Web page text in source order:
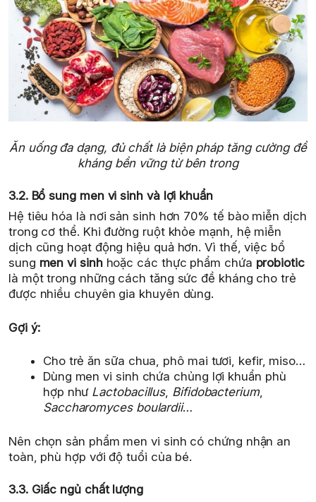
Ăn uống đa dạng, đủ chất là biện pháp tăng cường đề
kháng bền vững từ bên trong
3.2. Bổ sung men vi sinh và lợi khuẩn
Hệ tiêu hóa là nơi sản sinh hơn 70% tế bào miễn dịch
trong cơ thể. Khi đường ruột khỏe mạnh, hệ miễn
dịch cũng hoạt động hiệu quả hơn. Vì thế, việc bổ
sung men vi sinhhoặc các thực phẩm chứa probiotic
là một trong những cách tăng sức đề kháng cho trẻ
được nhiều chuyên gia khuyên dùng.
Gợi ý:
Cho trẻ ăn sữa chua, phô mai tươi, kefir, miso…
Dùng men vi sinh chứa chủng lợi khuẩn phù
hợp như Lactobacillus, Bifidobacterium,
Saccharomyces boulardii…
Nên chọn sản phẩm men vi sinh có chứng nhận an
toàn, phù hợp với độ tuổi của bé.
3.3. Giấc ngủ chất lượng